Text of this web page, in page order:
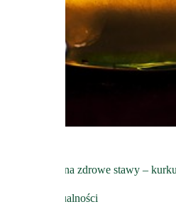
Złocisty eliksir na zdrowe stawy –
Aktualności